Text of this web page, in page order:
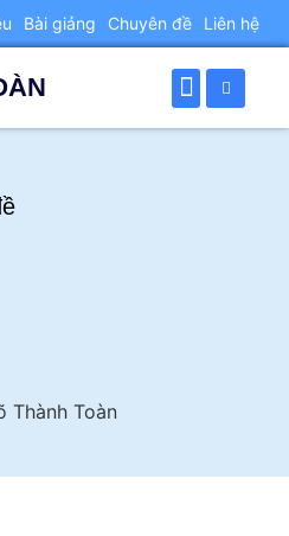
Bài giảng Chuyên đề Liên hệ
Thành Toàn